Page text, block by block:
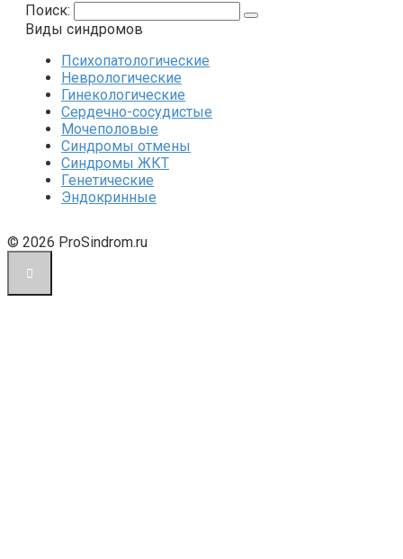
Поиск:
Виды синдромов
Психопатологические
Неврологические
Гинекологические
Сердечно-сосудистые
Мочеполовые
Синдромы отмены
Синдромы ЖКТ
Генетические
Эндокринные
© 2026 ProSindrom.ru